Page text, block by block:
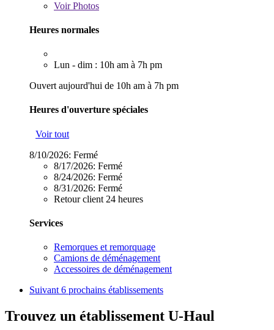
VoirPhotos
Heures normales
Lun - dim : 10h am à 7h pm
Ouvert aujourd'hui de 10h am à 7h pm
Heures d'ouverture spéciales
Voir tout
8/10/2026: Fermé
8/17/2026: Fermé
8/24/2026: Fermé
8/31/2026: Fermé
Retour client 24 heures
Services
Remorques et remorquage
Camions de déménagement
Accessoires de déménagement
Suivant 6 prochains établissements
Trouvez un établissement U-Haul